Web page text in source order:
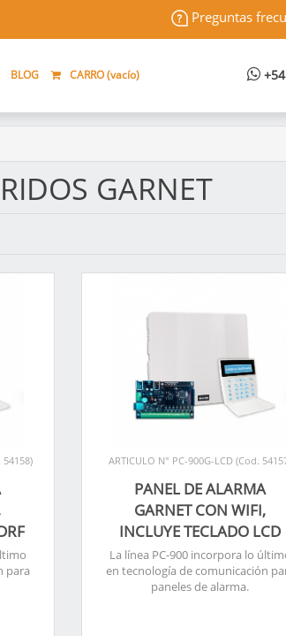
Preguntas
BLOG CARRO (vacío)
GARNET
54158)
para
ARTICULO N° PC-900G-LCD (Cod.
PANEL DE ALARMA
GARNET CON WIFI,
INCLUYE TECLADO LCD
La línea PC-900 incorpora lo
en tecnología de comunicación
paneles de alarma.